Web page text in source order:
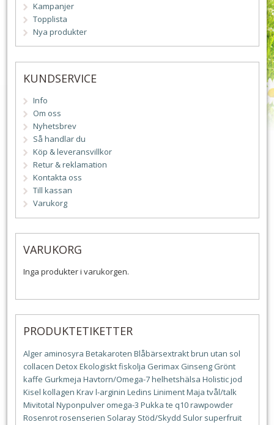
Kampanjer
Topplista
Nya produkter
KUNDSERVICE
Info
Om oss
Nyhetsbrev
Så handlar du
Köp & leveransvillkor
Retur & reklamation
Kontakta oss
Till kassan
Varukorg
VARUKORG
Inga produkter i varukorgen.
PRODUKTETIKETTER
Alger aminosyra Betakaroten Blåbärsextraktbrun utan sol
collacen DetoxEkologisktfiskolja Gerimax Ginseng Grönt
kaffe Gurkmeja Havtorn/Omega-7helhetshälsa Holisticjod
Kisel kollagen Kravl-arginin Ledins LinimentMaja tvål/talk
Mivitotal Nyponpulver omega-3 Pukka te q10rawpowder
Rosenrotrosenserien Solaray Stöd/Skydd Sulor superfruit